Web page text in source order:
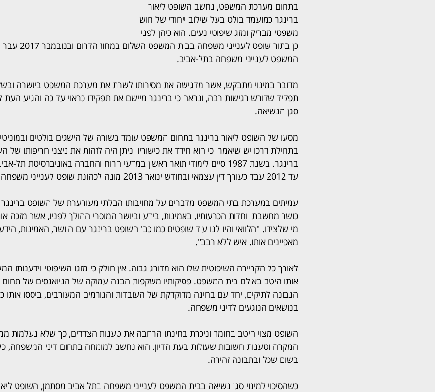
בתחום מערכת המשפט, נחשב השופט ליאור
ברינגר כמועמד בולט בעל שילוב ייחודי של חוש
משפטי מבריק ומזג שיפוטי נעים. הוא כיהן לפני
כן בתור שופט לענייני
המשפט לענייני משפחה בתל-אביב.
מדובר במינוי מתבקש, אשר מדגישה את מסירותו לשרת את מערכת המשפט ביושרה
תפקיד שדורש רגישות רבה, ונראה כי ברינגר מיישם את תפקידו כראוי עד כה והגיע העת
סגן הנשיאה.
מסעו של השופט ליאור ברינגר בתחום המשפט עומד בשורה של הישגים בולטים
בתחילת דרכו יש שיאמרו כי הוא חידד את כישוריו וניתן היה לזהות את ניצני חריפותו של
עד 2012 עבד כעורך דין עצמאי ובחודש ינואר 2013 מונה לכהונת שופט לענייני משפחה.
עמיתים במערכת בתי המשפט מדברים על מחויבותו הבלתי מעורערת של השופט
כושר מחשבתו וחדות הכרעותיו, באמינות, בידע וביושר המוסרי ההולך לפניו, אשר מזכה
מי שלצידו. "הלוואי והיו לנו עוד שופטים כמו כב' השופט ברינגר עם היושר, האמינות,
מאפיינים אותו. איש ללא רבב".
לאורך כל הקריירה השיפוטית שלו הוא מדורג גבוה. אין חולק כי מזגו השיפוטי
אותו היטב באולם בית המשפט. פסיקותיו משקפות הבנה עמוקה של הניואנסים של תחום
הנבונה לתיקים, יחד עם בחינה מדוקדקת של העובדות והגורמים המעורבים, ביססו אותו
בנושאים הנוגעים לדיני משפחה.
השופט מצוי היטב בחומר וניכרת בחינתו הרחבה את טענות הצדדים, כך שלא נעלמות
המקרה וטענות חשובות שעולות בעת הדיון. הוא נחשב למומחה בתחום דיני המשפחה,
בשום שכל ובתבונה זהירה.
כשהסיכוי למינוי סגן נשיאה בבית המשפט לענייני משפחה בתל אביב מסתמן, השופט